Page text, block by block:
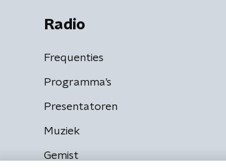
Radio
Frequenties
Programma's
Presentatoren
Muziek
Gemist